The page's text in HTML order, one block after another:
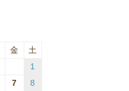
金
土
1
7
8